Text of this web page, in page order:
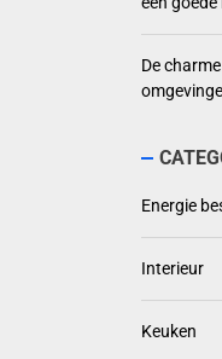
De
Energie
Interieur
Keuken